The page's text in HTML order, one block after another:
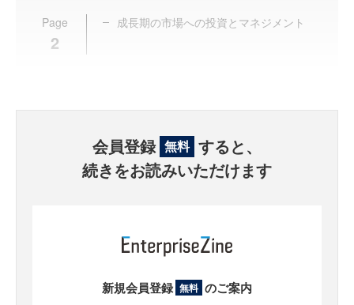
Page
2
成長期の市場への投資とマネジメント
会員登録 無料 すると、
続きをお読みいただけます
新規会員登録 無料 のご案内